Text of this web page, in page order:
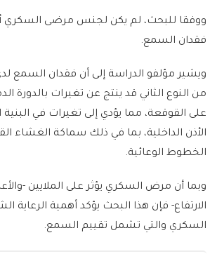
ووفقا للبحث، لم يكن لجنس مرضى السكري أي
فقدان السمع.
ويشير مؤلفو الدراسة إلى أن فقدان السمع
من النوع الثاني قد ينتج عن تغيرات بالدورة
على القوقعة، مما يؤدي إلى تغيرات في
الأذن الداخلية، بما في ذلك سماكة الغشاء
الخطوط الوعائية.
وبما أن مرض السكري يؤثر على الملايين -
الارتفاع- فإن هذا البحث يؤكد أهمية الرعاية
السكري والتي تشمل تقييم السمع.